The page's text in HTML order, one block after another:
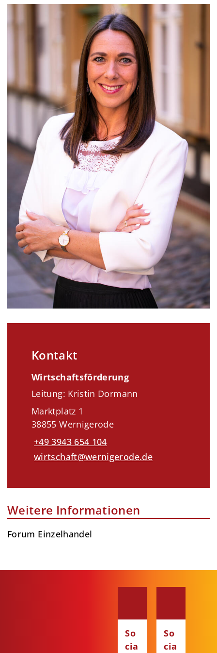
Kontakt
Wirtschaftsförderung
Leitung: Kristin Dormann
Marktplatz 1
38855 Wernigerode
+49 3943 654 104
wirtschaft@wernigerode.de
Weitere Informationen
Forum Einzelhandel
So
cia
So
cia